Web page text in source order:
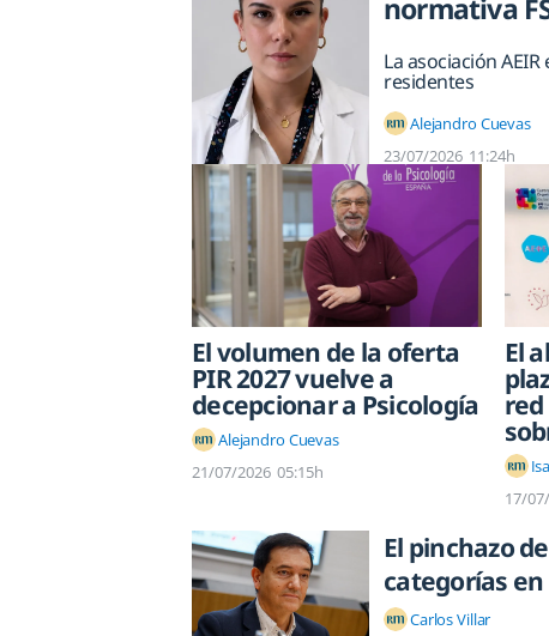
normativa
La asociación
residentes
Alejandro Cuevas
23/07/2026 11:24h
El volumen de la oferta
PIR 2027 vuelve a
decepcionar a Psicología
Alejandro Cuevas
21/07/2026 05:15h
El
17/
El pinchazo
categorías
Carlos Villar